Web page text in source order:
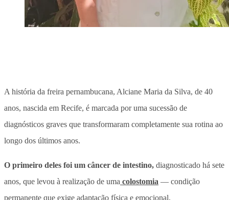
A história da freira pernambucana, Alciane Maria da Silva, de 40
anos, nascida em Recife, é marcada por uma sucessão de
diagnósticos graves que transformaram completamente sua rotina ao
longo dos últimos anos.
O primeiro deles foi um câncer de intestino, diagnosticado há sete
anos, que levou à realização de uma colostomia — condição
permanente que exige adaptação física e emocional.